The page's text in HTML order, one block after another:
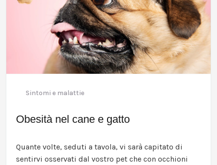
Obesità nel cane e gatto
Sintomi e malattie
Quante volte, seduti a tavola, vi sarà capitato di
sentirvi osservati dal vostro pet che con occhioni